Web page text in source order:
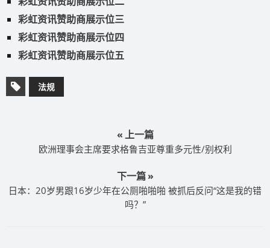
彩虹资讯赞助商展示位三
彩虹资讯赞助商展示位四
彩虹资讯赞助商展示位五
法规
« 上一篇
欧洲理事会主席要求格鲁吉亚尊重多元性/别权利
下一篇 »
日本：20岁男跟16岁少年在公厕啪啪啪 被抓后反问“这是我的错
吗？”